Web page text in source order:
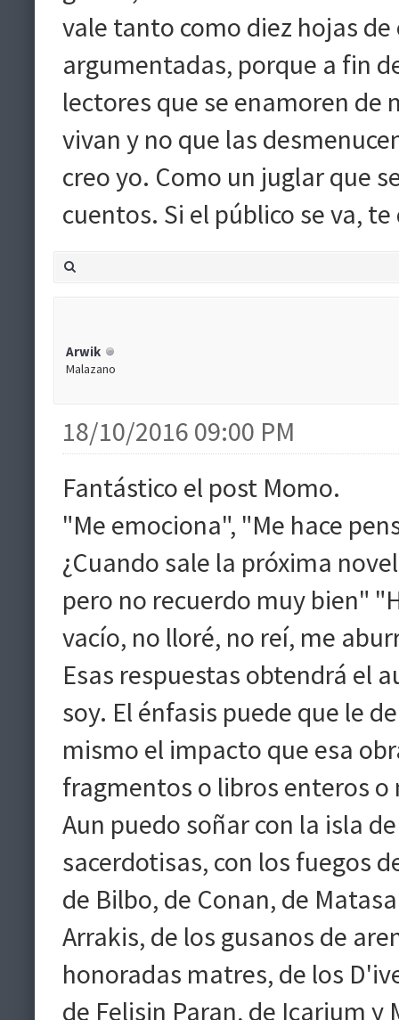
vale tanto como diez hojas
argumentadas, porque a fin
lectores que se enamoren de
vivan y no que las
creo yo. Como un juglar que
cuentos. Si el público se va,
Arwik
Malazano
18/10/2016 09:00 PM
Fantástico el post Momo.
"Me emociona", "Me hace
¿Cuando sale la próxima
pero no recuerdo muy bien"
vacío, no lloré, no reí, me
Esas respuestas obtendrá el
soy. El énfasis puede que le
mismo el impacto que esa
fragmentos o libros enteros o
Aun puedo soñar con la isla
sacerdotisas, con los fuegos
de Bilbo, de Conan, de
Arrakis, de los gusanos de
honoradas matres, de los
de Felisin Paran, de Icarium y